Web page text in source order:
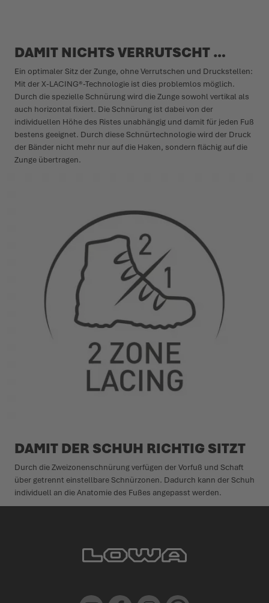
DAMIT NICHTS VERRUTSCHT …
Ein optimaler Sitz der Zunge, ohne Verrutschen und Druckstellen:
Mit der X-LACING®-Technologie ist dies problemlos möglich.
Durch die spezielle Schnürung wird die Zunge sowohl vertikal als
auch horizontal fixiert. Die Schnürung ist dabei von der
individuellen Höhe des Ristes unabhängig und damit für jeden Fuß
bestens geeignet. Durch diese Schnürtechnologie wird der Druck
der Bänder nicht mehr nur auf die Haken, sondern flächig auf die
Zunge übertragen.
DAMIT DER SCHUH RICHTIG SITZT
Durch die Zweizonenschnürung verfügen der Vorfuß und Schaft
über getrennt einstellbare Schnürzonen. Dadurch kann der Schuh
individuell an die Anatomie des Fußes angepasst werden.
Youtube Facebook Instagram Pinterest